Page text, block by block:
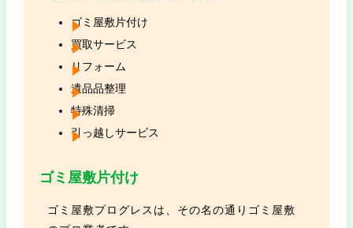
ゴミ屋敷片付け
買取サービス
リフォーム
遺品品整理
特殊清掃
引っ越しサービス
ゴミ屋敷片付け
ゴミ屋敷プログレスは、その名の通りゴミ屋敷